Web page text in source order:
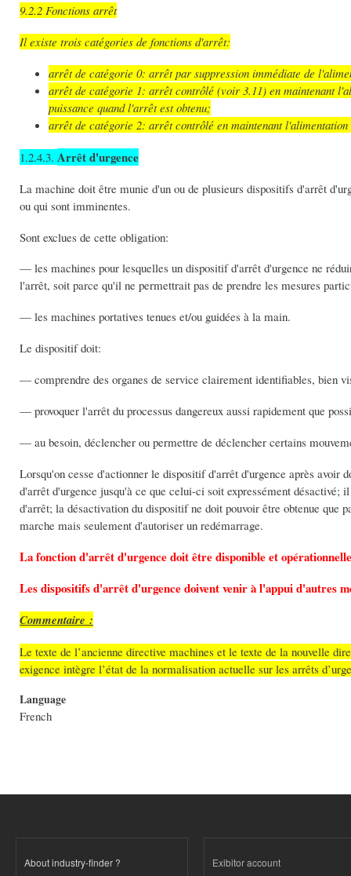
9.2.2 Fonctions arrêt
Il existe trois catégories de fonctions d'arrêt:
arrêt de catégorie 0: arrêt par suppression immédiate de
arrêt de catégorie 1: arrêt contrôlé (voir 3.11) en maintenant
puissance quand l'arrêt est obtenu;
arrêt de catégorie 2: arrêt contrôlé en maintenant
1.2.4.3. Arrêt d'urgence
La machine doit être munie d'un ou de plusieurs dispositifs d'arrêt
ou qui sont imminentes.
Sont exclues de cette obligation:
— les machines pour lesquelles un dispositif d'arrêt d'urgence ne
l'arrêt, soit parce qu'il ne permettrait pas de prendre les mesures
— les machines portatives tenues et/ou guidées à la main.
Le dispositif doit:
— comprendre des organes de service clairement identifiables, bien
— provoquer l'arrêt du processus dangereux aussi rapidement que
— au besoin, déclencher ou permettre de déclencher certains
Lorsqu'on cesse d'actionner le dispositif d'arrêt d'urgence après avoir
d'arrêt d'urgence jusqu'à ce que celui-ci soit expressément
d'arrêt; la désactivation du dispositif ne doit pouvoir être obtenue que
marche mais seulement d'autoriser un redémarrage.
La fonction d'arrêt d'urgence doit être disponible et
Les dispositifs d'arrêt d'urgence doivent venir à l'appui d'autres
Commentaire :
Le texte de l’ancienne directive machines et le texte de la nouvelle
exigence intègre l’état de la normalisation actuelle sur les arrêts
Language
French
About industry-finder ?
Exibitor account